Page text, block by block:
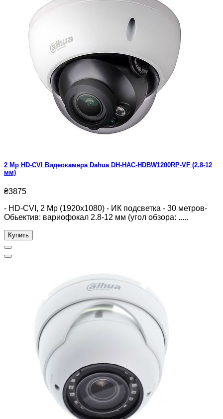
2 Mp HD-CVI Видеокамера Dahua DH-HAC-HDBW1200RP-VF (2.8-12
мм)
₴3875
- HD-CVI, 2 Mp (1920x1080) - ИК подсветка - 30 метров-
Обьектив: вариофокал 2.8-12 мм (угол обзора: .....
Купить